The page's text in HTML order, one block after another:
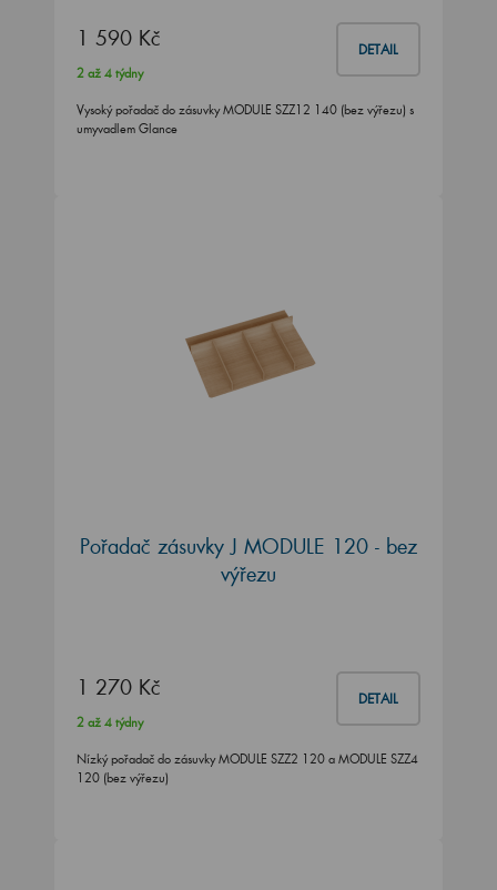
1 590 Kč DETAIL
2 až 4 týdny
Vysoký pořadač do zásuvky MODULE SZZ12 140 (bez výřezu) s
umyvadlem Glance
Pořadač zásuvky J MODULE 120 - bez
výřezu
1 270 Kč DETAIL
2 až 4 týdny
Nízký pořadač do zásuvky MODULE SZZ2 120 a MODULE SZZ4
120 (bez výřezu)